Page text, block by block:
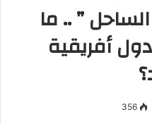
” .. ما
أفريقية
356